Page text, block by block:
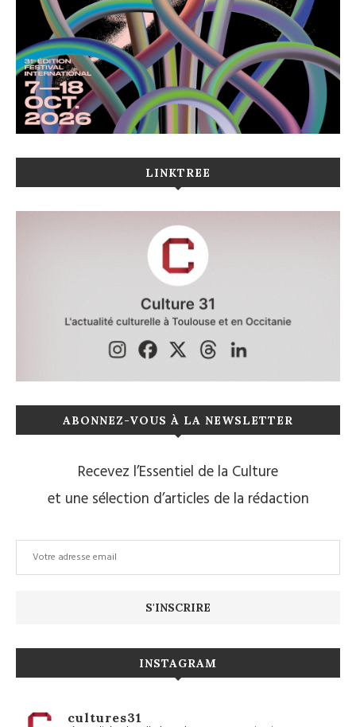
LINKTREE
ABONNEZ-VOUS À LA NEWSLETTER
Recevez l’Essentiel de la Culture
et une sélection d’articles de la rédaction
INSTAGRAM
cultures31